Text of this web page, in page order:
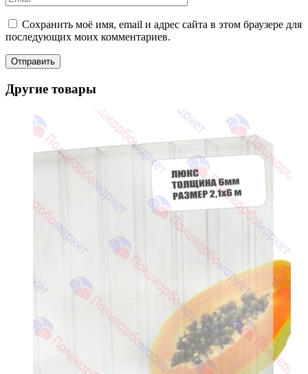
Сохранить моё имя, email и адрес сайта в этом браузере для
последующих моих комментариев.
Другие товары